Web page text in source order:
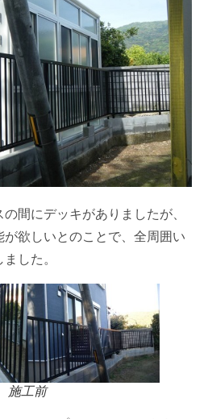
間にデッキがありましたが、
欲しいとのことで、全周囲い
した。
施工前